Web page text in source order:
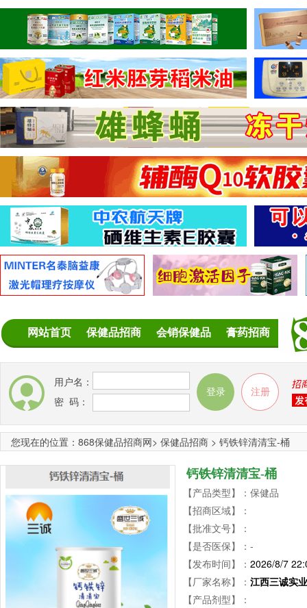
网站首页 保健品招商 会销保健品 膏药招商
用户名：
密 码：
您现在的位置： 868保健品招商网> 保健品招商 > 钙铁锌清清宝-桶
钙铁锌清清宝-桶
【产品类型】：保健品
【招商区域】：
【批准文号】：
【是否医保】：-
【发布时间】： 2026/8/7
【厂家名称】： 江西三诚实
【产品剂型】：